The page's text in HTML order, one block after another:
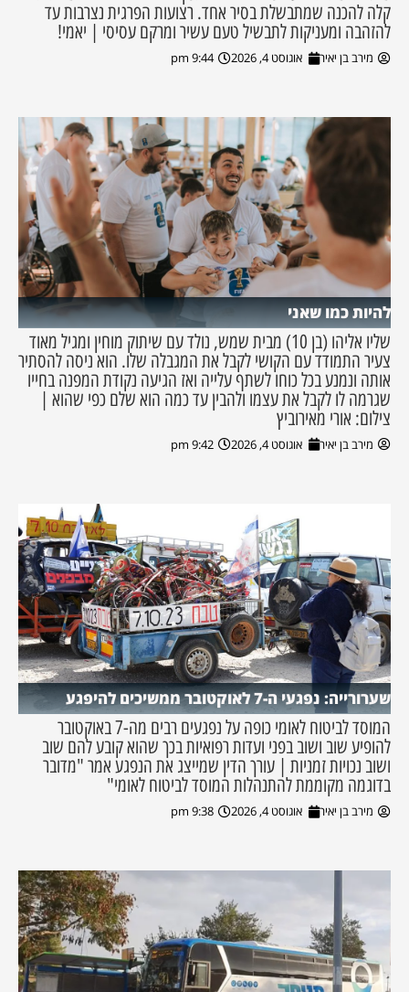
קלה להכנה שמתבשלת בסיר אחד. רצועות הפרגית נצרבות עד
להזהבה ומעניקות לתבשיל טעם עשיר ומרקם עסיסי | יאמי!
מירב בן יאיר אוגוסט 4, 2026 9:44 pm
להיות כמו שאני
שליו אליהו (בן 10) מבית שמש, נולד עם שיתוק מוחין ומגיל מאוד
צעיר התמודד עם הקושי לקבל את המגבלה שלו. הוא ניסה להסתיר
אותה ונמנע בכל כוחו לשתף עלייה ואז הגיעה נקודת המפנה בחייו
שגרמה לו לקבל את עצמו ולהבין עד כמה הוא שלם כפי שהוא |
צילום: אורי מאירוביץ
מירב בן יאיר אוגוסט 4, 2026 9:42 pm
שערורייה: נפגעי ה-7 לאוקטובר ממשיכים להיפגע
המוסד לביטוח לאומי כופה על נפגעים רבים מה-7 באוקטובר
להופיע שוב ושוב בפני ועדות רפואיות בכך שהוא קובע להם שוב
ושוב נכויות זמניות | עורך הדין שמייצג את הנפגע אמר "מדובר
בדוגמה מקוממת להתנהלות המוסד לביטוח לאומי"
מירב בן יאיר אוגוסט 4, 2026 9:38 pm